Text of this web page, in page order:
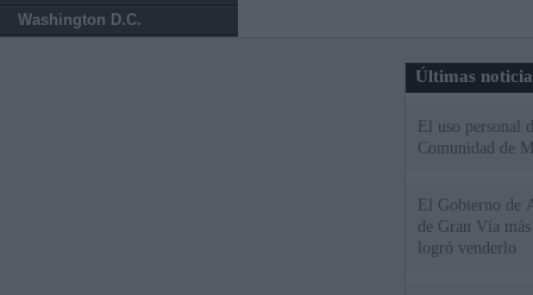
Washington D.C.
Últimas
El uso personal
Comunidad de
El Gobierno de
de Gran Vía
logró venderlo